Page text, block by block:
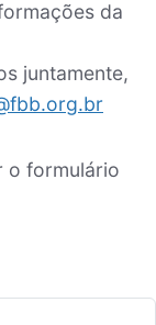
da
juntamente,
o formulário